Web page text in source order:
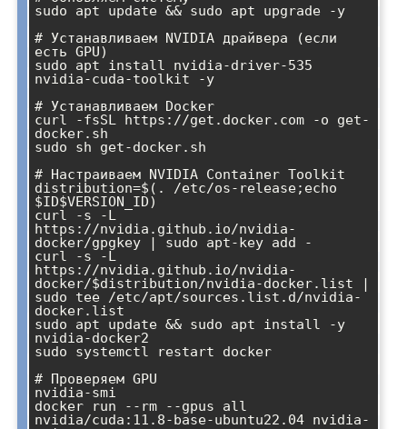
sudo apt update && sudo apt upgrade -y
# Устанавливаем NVIDIA драйвера (если
есть GPU)
sudo apt install nvidia-driver-535
nvidia-cuda-toolkit -y
# Устанавливаем Docker
curl -fsSL https://get.docker.com -o get-
docker.sh
sudo sh get-docker.sh
# Настраиваем NVIDIA Container Toolkit
distribution=$(. /etc/os-release;echo
$ID$VERSION_ID)
curl -s -L
https://nvidia.github.io/nvidia-
docker/gpgkey | sudo apt-key add -
curl -s -L
https://nvidia.github.io/nvidia-
docker/$distribution/nvidia-docker.list |
sudo tee /etc/apt/sources.list.d/nvidia-
docker.list
sudo apt update && sudo apt install -y
nvidia-docker2
sudo systemctl restart docker
# Проверяем GPU
nvidia-smi
docker run --rm --gpus all
nvidia/cuda:11.8-base-ubuntu22.04 nvidia-